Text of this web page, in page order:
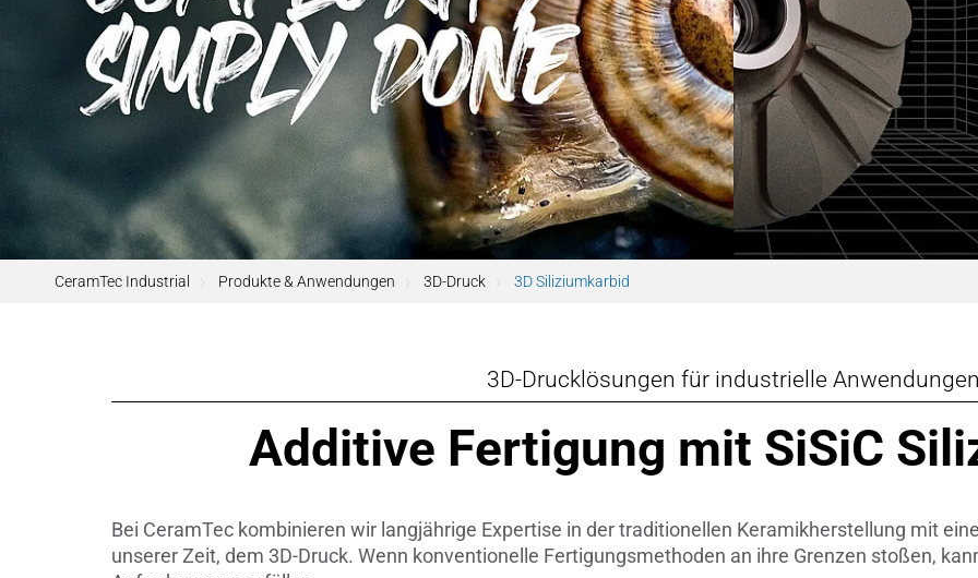
Bleifreie Piezokeramik
Halbleiterindustrie
Piezotechnik
Pumpen, Ventile & Dichtungen
Sensoren & Messwandler
SPK®by CeramTec
Zerspanungstechnik
Dicht- & Regelscheiben
Handschuh-Tauchformen
Katalysatorträger
Kühlkörper
Mahlmedien
Rohre
Salzkerne
Spulenkörper
CeramTec Industrial Produkte & Anwendungen 3D-Druck 3D Siliziumkarbid
3D-Drucklösungen für industrielle Anwendungen
Additive Fertigung mit SiSiC
Bei CeramTec kombinieren wir langjährige Expertise in der traditionellen Keramikherstellung mit
unserer Zeit, dem 3D-Druck. Wenn konventionelle Fertigungsmethoden an ihre Grenzen stoßen,